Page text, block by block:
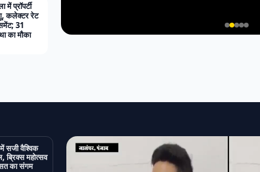
प्रॉपर्टी
कलेक्टर रेट
31
का मौका
सजी वैश्विक
ब्रिक्स महोत्सव
का संगम